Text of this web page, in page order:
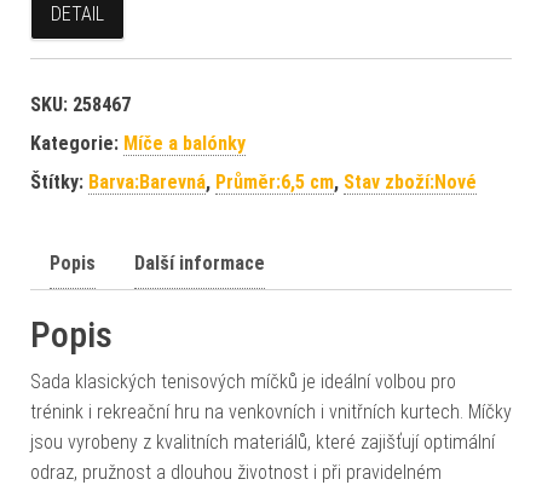
DETAIL
SKU: 258467
Kategorie: Míče a balónky
Štítky: Barva:Barevná, Průměr:6,5 cm, Stav zboží:Nové
Popis Další informace
Popis
Sada klasických tenisových míčků je ideální volbou pro
trénink i rekreační hru na venkovních i vnitřních kurtech. Míčky
jsou vyrobeny z kvalitních materiálů, které zajišťují optimální
odraz, pružnost a dlouhou životnost i při pravidelném